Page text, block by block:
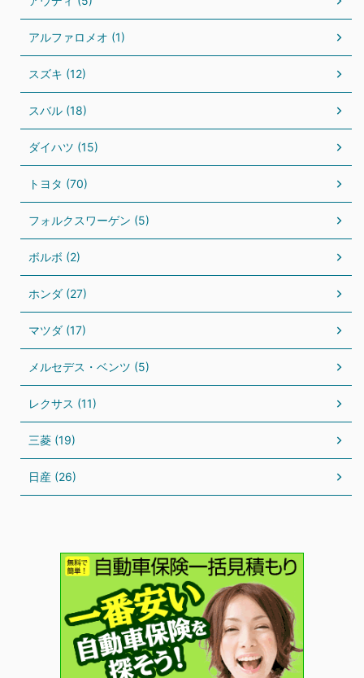
アルファロメオ (1)
スズキ (12)
スバル (18)
ダイハツ (15)
トヨタ (70)
フォルクスワーゲン (5)
ボルボ (2)
ホンダ (27)
マツダ (17)
メルセデス・ベンツ (5)
レクサス (11)
三菱 (19)
日産 (26)